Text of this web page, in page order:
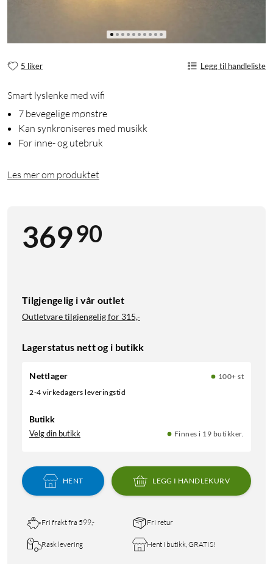
5 liker Legg til handleliste
Smart lyslenke med wifi
7 bevegelige mønstre
Kan synkroniseres med musikk
For inne- og utebruk
Les mer om produktet
36990
Tilgjengelig i vår outlet
Outletvare tilgjengelig for 315,-
Lagerstatus nett og i butikk
Nettlager
100+ st
2-4 virkedagers leveringstid
Butikk
Velg din butikk Finnes i 19 butikker.
HENT LEGG I HANDLEKURV
Fri frakt fra 599,- Fri retur
Rask levering Hent i butikk, GRATIS!